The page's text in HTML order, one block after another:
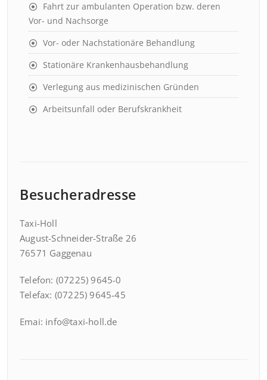
Fahrt zur ambulanten Operation bzw. deren
Vor- und Nachsorge
Vor- oder Nachstationäre Behandlung
Stationäre Krankenhausbehandlung
Verlegung aus medizinischen Gründen
Arbeitsunfall oder Berufskrankheit
Besucheradresse
Taxi-Holl
August-Schneider-Straße 26
76571 Gaggenau
Telefon: (07225) 9645-0
Telefax: (07225) 9645-45
Emai: info@taxi-holl.de